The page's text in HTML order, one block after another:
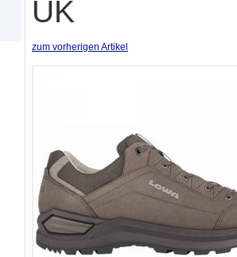
UK
zum vorherigen Artikel